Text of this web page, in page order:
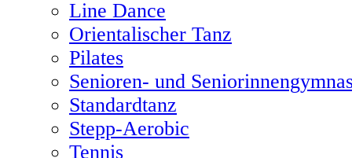
Line Dance
Orientalischer Tanz
Pilates
Senioren- und
Standardtanz
Stepp-Aerobic
Tennis